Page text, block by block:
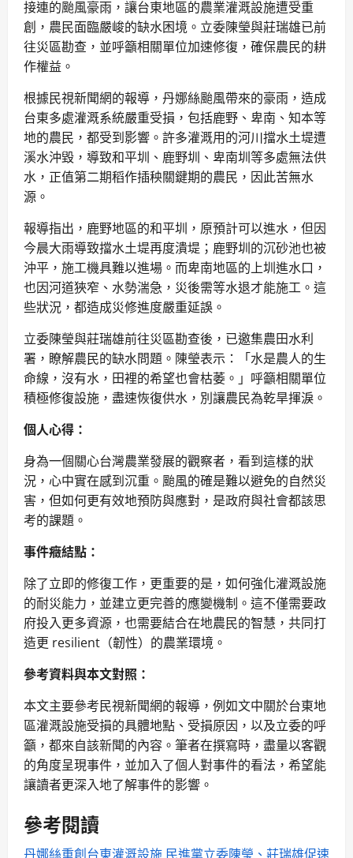
接連的颱風豪雨，讓台東地區的農業灌溉設施遭受重
創，農民面臨嚴峻的缺水困境。立委陳瑩與莊瑞雄已前
往災區勘查，並呼籲相關單位加速修復，確保農民的耕
作權益。
根據民視新聞網的報導，丹娜絲颱風帶來的豪雨，造成
台東多處灌溉系統嚴重受損，包括鹿野、卑南、知本等
地的農民，都受到影響。許多灌溉用的河川擋水土堤遭
溪水沖毀，導致和平圳、鹿野圳、卑南圳等多處無法供
水，正值第二期稻作插秧關鍵期的農民，因此苦無水
源。
報導指出，鹿野地區的和平圳，原預計可以進水，但因
今晨大雨導致擋水土堤再度潰堤；鹿野圳的沉砂池也被
沖平，施工機具難以進場。而卑南地區的上圳進水口，
也因河道狹窄、水勢湍急，災後需等水退才能施工。這
些狀況，都造成災修進度嚴重延誤。
立委陳瑩與莊瑞雄前往災區勘查後，已邀集農田水利
署，瞭解農民的缺水問題。陳瑩表示：「水是農人的生
命線，沒有水，田裡的希望也會枯萎。」呼籲相關單位
積極修復設施，盡速恢復供水，別讓農民為乾旱揮淚。
個人心得：
身為一個關心台灣農業發展的觀察者，看到這樣的狀
況，心中實在感到沉重。颱風的確是難以避免的自然災
害，但如何更有效地預防與應對，是政府與社會都該思
考的課題。
事件癥結點：
除了立即的修復工作，更重要的是，如何強化灌溉設施
的耐災能力，並建立更完善的應變機制。這不僅需要政
府投入更多資源，也需要結合在地農民的智慧，共同打
造更 resilient（韌性）的農業環境。
參考資料與本文對照：
本文主要參考民視新聞網的報導，例如文中關於台東地
區灌溉設施受損的具體地點、受損原因，以及立委的呼
籲，都來自該新聞的內容。筆者在撰寫時，盡量以客觀
的角度呈現事件，並加入了個人對事件的看法，希望能
讓讀者更深入地了解事件的影響。
參考閱讀
丹娜絲重創台東灌溉設施 民進黨立委陳瑩、莊瑞雄促速